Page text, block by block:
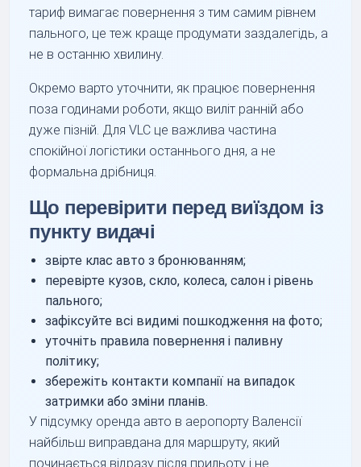
тариф вимагає повернення з тим самим рівнем
пального, це теж краще продумати заздалегідь, а
не в останню хвилину.
Окремо варто уточнити, як працює повернення
поза годинами роботи, якщо виліт ранній або
дуже пізній. Для VLC це важлива частина
спокійної логістики останнього дня, а не
формальна дрібниця.
Що перевірити перед виїздом із
пункту видачі
звірте клас авто з бронюванням;
перевірте кузов, скло, колеса, салон і рівень
пального;
зафіксуйте всі видимі пошкодження на фото;
уточніть правила повернення і паливну
політику;
збережіть контакти компанії на випадок
затримки або зміни планів.
У підсумку оренда авто в аеропорту Валенсії
найбільш виправдана для маршруту, який
починається відразу після прильоту і не